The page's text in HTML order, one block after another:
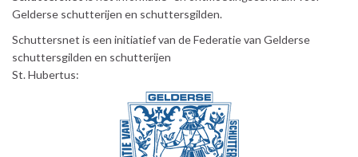
Gelderse schutterijen en schuttersgilden.
Schuttersnet is een initiatief van de Federatie van Gelderse
schuttersgilden en schutterijen
St. Hubertus: